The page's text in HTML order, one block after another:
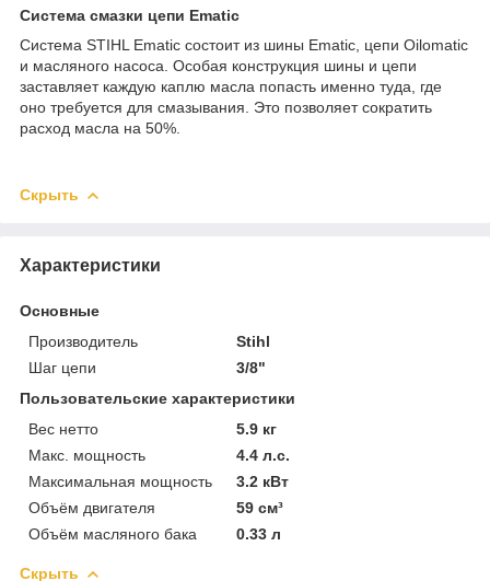
Система смазки цепи Ematic
Система STIHL Ematic состоит из шины Ematic, цепи Oilomatic
и масляного насоса. Особая конструкция шины и цепи
заставляет каждую каплю масла попасть именно туда, где
оно требуется для смазывания. Это позволяет сократить
расход масла на 50%.
Скрыть
Характеристики
Основные
Производитель
Stihl
Шаг цепи
3/8"
Пользовательские характеристики
Вес нетто
5.9 кг
Макс. мощность
4.4 л.с.
Максимальная мощность
3.2 кВт
Объём двигателя
59 см³
Объём масляного бака
0.33 л
Скрыть